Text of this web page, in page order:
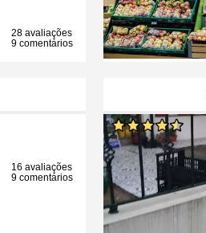
28 avaliações
9 comentários
16 avaliações
9 comentários